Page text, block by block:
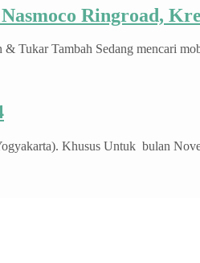
Ringroad,
Tukar Tambah Sedang mencari
Khusus Untuk bulan